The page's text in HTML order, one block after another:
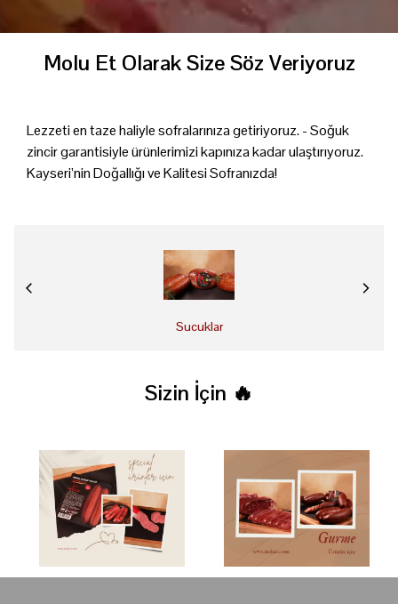
Molu Et Olarak Size Söz Veriyoruz
Lezzeti en taze haliyle sofralarınıza getiriyoruz. - Soğuk
zincir garantisiyle ürünlerimizi kapınıza kadar ulaştırıyoruz.
Kayseri’nin Doğallığı ve Kalitesi Sofranızda!
Sucuklar
Sizin İçin 🔥